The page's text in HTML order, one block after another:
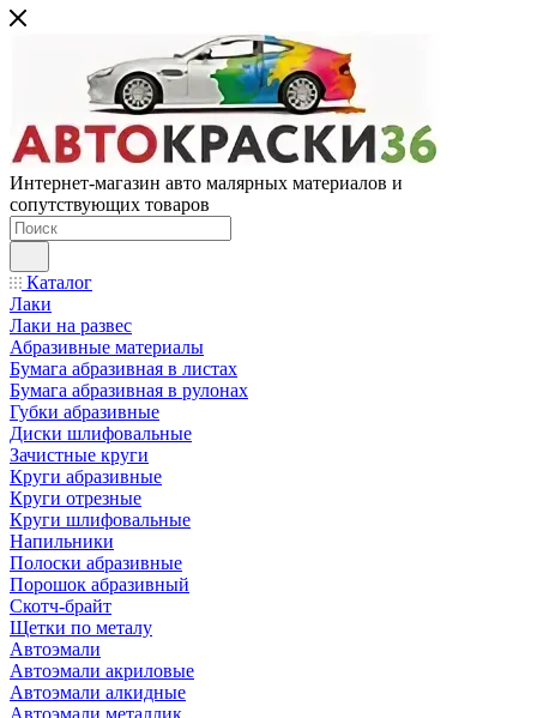
Интернет-магазин авто малярных материалов и
сопутствующих товаров
Каталог
Лаки
Лаки на развес
Абразивные материалы
Бумага абразивная в листах
Бумага абразивная в рулонах
Губки абразивные
Диски шлифовальные
Зачистные круги
Круги абразивные
Круги отрезные
Круги шлифовальные
Напильники
Полоски абразивные
Порошок абразивный
Скотч-брайт
Щетки по металу
Автоэмали
Автоэмали акриловые
Автоэмали алкидные
Автоэмали металлик